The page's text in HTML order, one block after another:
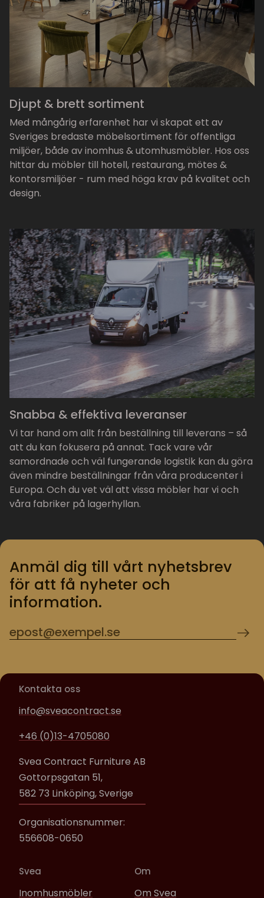
Djupt & brett sortiment
Med mångårig erfarenhet har vi skapat ett av
Sveriges bredaste möbelsortiment för offentliga
miljöer, både av inomhus & utomhusmöbler. Hos oss
hittar du möbler till hotell, restaurang, mötes &
kontorsmiljöer - rum med höga krav på kvalitet och
design.
Snabba & effektiva leveranser
Vi tar hand om allt från beställning till leverans – så
att du kan fokusera på annat. Tack vare vår
samordnade och väl fungerande logistik kan du göra
även mindre beställningar från våra producenter i
Europa. Och du vet väl att vissa möbler har vi och
våra fabriker på lagerhyllan.
Anmäl dig till vårt nyhetsbrev
för att få nyheter och
information.
Kontakta oss
info@sveacontract.se
+46 (0)13-4705080
Svea Contract Furniture AB
Gottorpsgatan 51,
582 73 Linköping, Sverige
Organisationsnummer:
556608-0650
Svea
Inomhusmöbler
Om
Om Svea